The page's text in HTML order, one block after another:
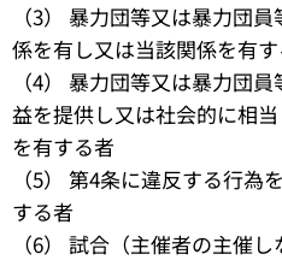
（3） 暴力団等又は暴力団
係を有し又は当該関係を有
（4） 暴力団等又は暴力団
益を提供し又は社会的に相
を有する者
（5） 第4条に違反する行
する者
（6） 試合（主催者の主催